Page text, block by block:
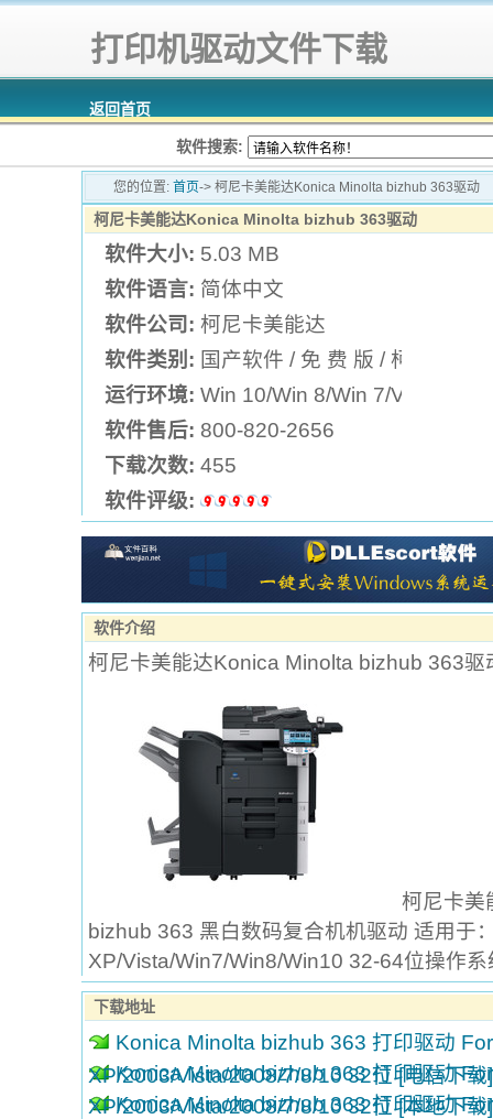
打印机驱动文件下载
返回首页
软件搜索:
您的位置: 首页-> 柯尼卡美能达Konica Minolta bizhub 363驱动
柯尼卡美能达Konica Minolta bizhub 363驱动
软件大小: 5.03 MB
软件语言: 简体中文
软件公司: 柯尼卡美能达
软件类别: 国产软件 / 免 费 版 / 柯尼卡美
运行环境: Win 10/Win 8/Win 7/Vista/XP
软件售后: 800-820-2656
下载次数: 455
软件评级:
软件介绍
柯尼卡美能达Konica Minolta bizhub 363驱
柯尼卡美
bizhub 363 黑白数码复合机机驱动 适用于
XP/Vista/Win7/Win8/Win10 32-64位操作系
下载地址
Konica Minolta bizhub 363 打印驱动
XP/2003/Vista/2008/7/8/10 32位 [电信下载]
Konica Minolta bizhub 363 打印驱动
XP/2003/Vista/2008/7/8/10 32位 [本地下载]
Konica Minolta bizhub 363 打印驱动